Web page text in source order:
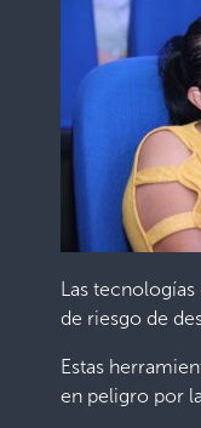
Las
de riesgo de
Estas
en peligro por